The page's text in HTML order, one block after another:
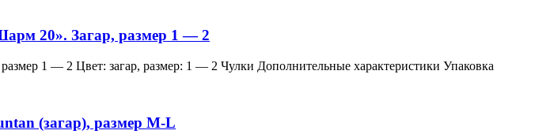
20». Загар, размер 1 — 2
1 — 2 Цвет: загар, размер: 1 — 2 Чулки Дополнительные характеристики Упаковка
(загар), размер M-L